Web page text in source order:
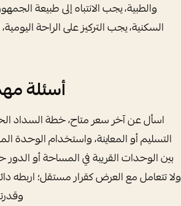
والطبية، يجب الانتباه إلى طبيعة
السكنية، يجب التركيز على الراحة
أسئلة
اسأل عن آخر سعر متاح، خطة السداد
التسليم أو المعاينة، واستخدام الوحدة
بين الوحدات القريبة في المساحة أو
ولا تتعامل مع العرض كقرار مستقل؛ اربطه